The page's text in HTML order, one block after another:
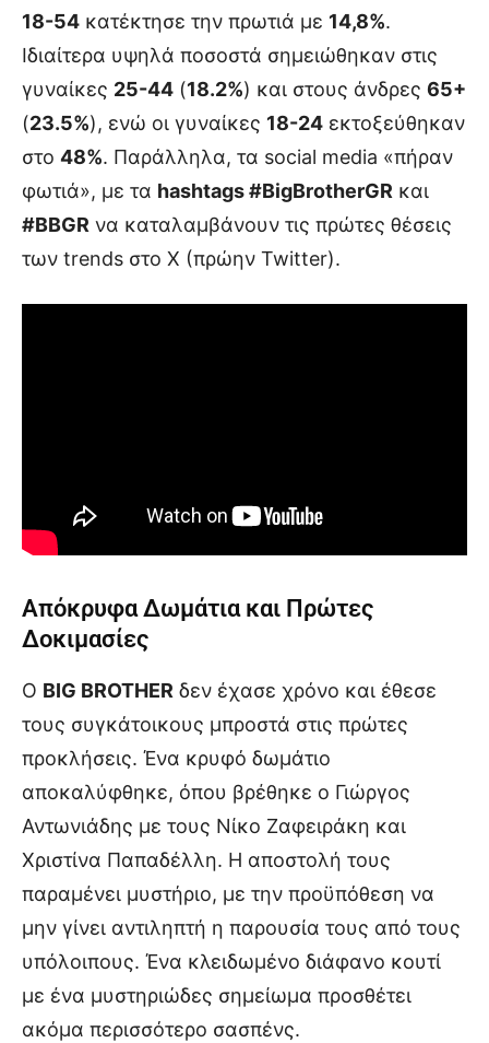
18-54 κατέκτησε την πρωτιά με 14,8%.
Ιδιαίτερα υψηλά ποσοστά σημειώθηκαν στις
γυναίκες 25-44 (18.2%) και στους άνδρες 65+
(23.5%), ενώ οι γυναίκες 18-24 εκτοξεύθηκαν
στο 48%. Παράλληλα, τα social media «πήραν
φωτιά», με τα hashtags #BigBrotherGR και
#BBGR να καταλαμβάνουν τις πρώτες θέσεις
των trends στο X (πρώην Twitter).
Απόκρυφα Δωμάτια και Πρώτες
Δοκιμασίες
Ο BIG BROTHER δεν έχασε χρόνο και έθεσε
τους συγκάτοικους μπροστά στις πρώτες
προκλήσεις. Ένα κρυφό δωμάτιο
αποκαλύφθηκε, όπου βρέθηκε ο Γιώργος
Αντωνιάδης με τους Νίκο Ζαφειράκη και
Χριστίνα Παπαδέλλη. Η αποστολή τους
παραμένει μυστήριο, με την προϋπόθεση να
μην γίνει αντιληπτή η παρουσία τους από τους
υπόλοιπους. Ένα κλειδωμένο διάφανο κουτί
με ένα μυστηριώδες σημείωμα προσθέτει
ακόμα περισσότερο σασπένς.